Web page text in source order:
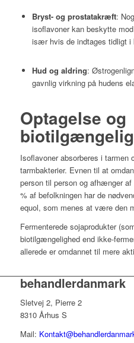
Bryst- og prostatakræft:
isoflavoner kan beskytte
især hvis de indtages tidligt i
Hud og aldring:
gavnlig virkning på hudens
Optagelse og
Isoflavoner absorberes i tarmen
tarmbakterier. Evnen til at
person til person og afhænger
% af befolkningen har de
equol, som menes at være den
Fermenterede sojaprodukter
biotilgængelighed end ikke-
allerede er omdannet til mere
behandlerdanmark
Sletvej 2, Pierre 2
8310 Århus S
Mail: